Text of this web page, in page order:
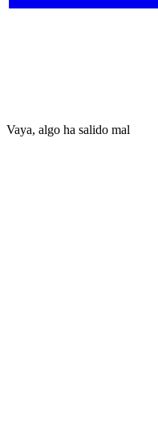
Vaya, algo ha salido mal